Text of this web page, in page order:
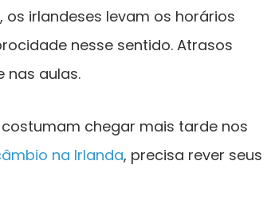
os irlandeses levam os horários
nesse sentido. Atrasos
nas aulas.
chegar mais tarde nos
na Irlanda, precisa rever seus